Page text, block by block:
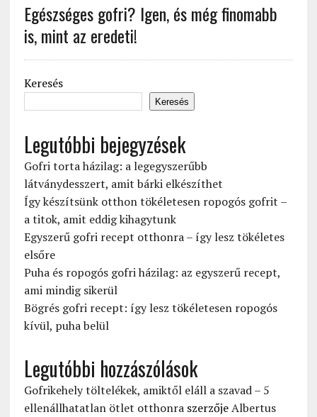
Egészséges gofri? Igen, és még finomabb
is, mint az eredeti!
Keresés
Keresés
Legutóbbi bejegyzések
Gofri torta házilag: a legegyszerűbb
látványdesszert, amit bárki elkészíthet
Így készítsünk otthon tökéletesen ropogós gofrit –
a titok, amit eddig kihagytunk
Egyszerű gofri recept otthonra – így lesz tökéletes
elsőre
Puha és ropogós gofri házilag: az egyszerű recept,
ami mindig sikerül
Bögrés gofri recept: így lesz tökéletesen ropogós
kívül, puha belül
Legutóbbi hozzászólások
Gofrikehely töltelékek, amiktől eláll a szavad – 5
ellenállhatatlan ötlet otthonraszerzőjeAlbertus